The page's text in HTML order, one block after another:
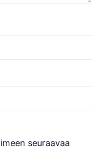
seuraavaa